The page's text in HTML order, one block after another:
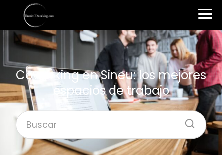
Coworking en Sineu: los mejores
espacios de trabajo